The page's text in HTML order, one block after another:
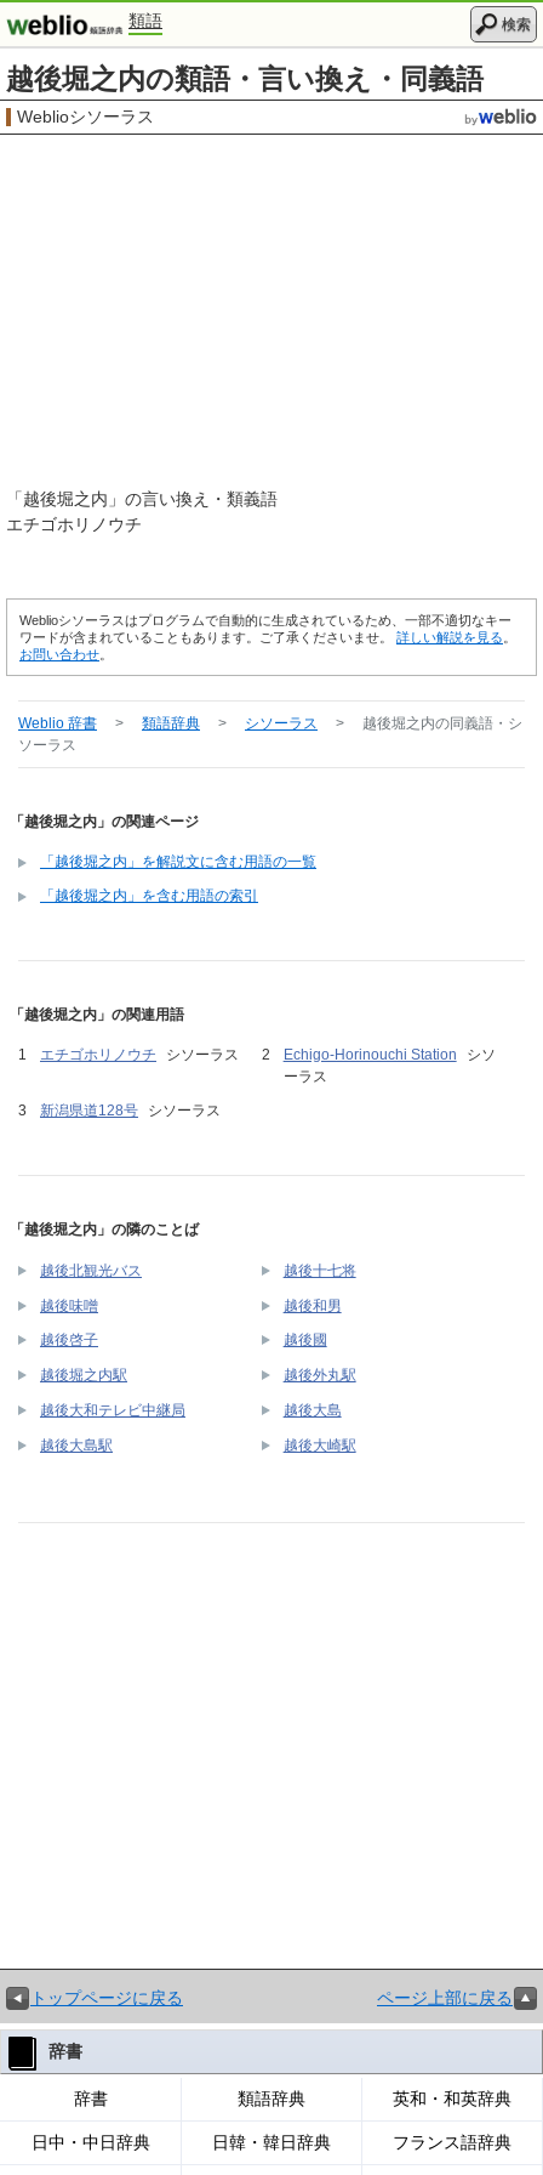
類語 検索
越後堀之内の類語・言い換え・同義語
Weblioシソーラス
「越後堀之内 」の言い換え・類義語
エチゴホリノウチ
Weblioシソーラスはプログラムで自動的に生成されているため、一部不適切なキー
ワードが含まれていることもあります。ご了承くださいませ。 詳しい解説を見る
お問い合わせ
Weblio 辞書 > 類語辞典 > シソーラス > 越後堀之内の同義語・シ
ソーラス
「越後堀之内」の関連ページ
「越後堀之内」を解説文に含む用語の一覧
「越後堀之内」を含む用語の索引
「越後堀之内」の関連用語
エチゴホリノウチ シソーラス Echigo-Horinouchi Station
シソ
ーラス
新潟県道128号
シソーラス
「越後堀之内」の隣のことば
越後北観光バス 越後十七将
越後味噌 越後和男
越後啓子 越後國
越後堀之内駅 越後外丸駅
越後大和テレビ中継局 越後大島
越後大島駅 越後大崎駅
トップページに戻る ページ上部に戻る
辞書
辞書 類語辞典 英和・和英辞典
日中・中日辞典 日韓・韓日辞典 フランス語辞典